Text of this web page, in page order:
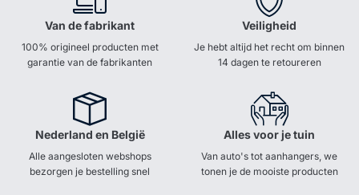
Van de fabrikant
100% origineel producten met
garantie van de fabrikanten
Veiligheid
Je hebt altijd het recht om binnen
14 dagen te retoureren
Nederland en België
Alle aangesloten webshops
bezorgen je bestelling snel
Alles voor je tuin
Van auto's tot aanhangers, we
tonen je de mooiste producten